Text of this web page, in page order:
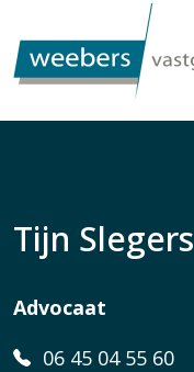
Tijn Slegers
Advocaat
06 45 04 55 60